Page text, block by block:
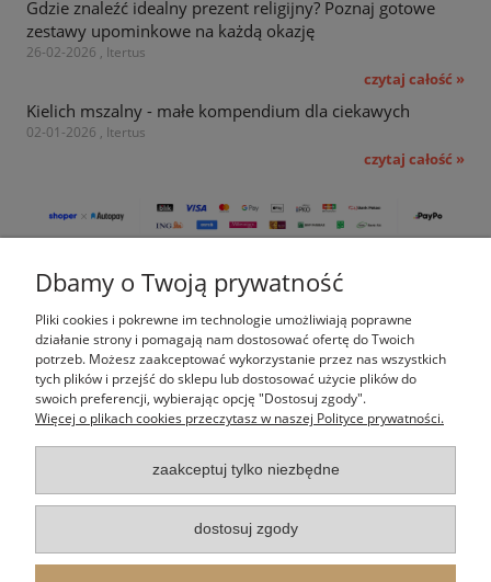
Gdzie znaleźć idealny prezent religijny? Poznaj gotowe
zestawy upominkowe na każdą okazję
26-02-2026 , Itertus
czytaj całość »
Kielich mszalny - małe kompendium dla ciekawych
02-01-2026 , Itertus
czytaj całość »
Pomoc
Moje konto
Płatności i dostawa
Informacje
O nas
Indeks kategorii
Dbamy o Twoją prywatność
Pliki cookies i pokrewne im technologie umożliwiają poprawne
działanie strony i pomagają nam dostosować ofertę do Twoich
potrzeb. Możesz zaakceptować wykorzystanie przez nas wszystkich
tych plików i przejść do sklepu lub dostosować użycie plików do
swoich preferencji, wybierając opcję "Dostosuj zgody".
Więcej o plikach cookies przeczytasz w naszej Polityce prywatności.
zaakceptuj tylko niezbędne
dostosuj zgody